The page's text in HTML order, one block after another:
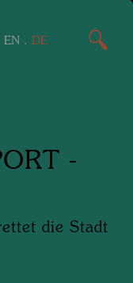
EN . DE
-
die Stadt